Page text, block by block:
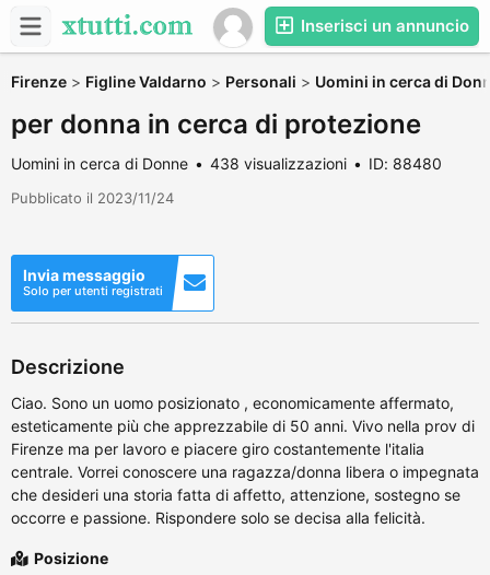
Inserisci un annuncio
Firenze > Figline Valdarno > Personali > Uomini in cerca di
per donna in cerca di protezione
Uomini in cerca di Donne 438 visualizzazioni ID: 88480
Pubblicato il 2023/11/24
Invia messaggio
Solo per utenti registrati
Descrizione
Ciao. Sono un uomo posizionato , economicamente affermato,
esteticamente più che apprezzabile di 50 anni. Vivo nella prov di
Firenze ma per lavoro e piacere giro costantemente l'italia
centrale. Vorrei conoscere una ragazza/donna libera o impegnata
che desideri una storia fatta di affetto, attenzione, sostegno se
occorre e passione. Rispondere solo se decisa alla felicità.
Posizione